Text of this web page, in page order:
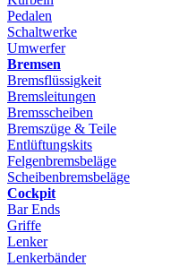
Pedalen
Schaltwerke
Umwerfer
Bremsen
Bremsflüssigkeit
Bremsleitungen
Bremsscheiben
Bremszüge & Teile
Entlüftungskits
Felgenbremsbeläge
Scheibenbremsbeläge
Cockpit
Bar Ends
Griffe
Lenker
Lenkerbänder